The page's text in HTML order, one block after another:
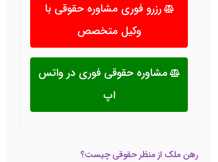
رزرو فوری مشاوره حقوقی با
وکیل متخصص
مشاوره حقوقی فوری در واتس
اپ
رهن ملک از منظر حقوقی چیست؟